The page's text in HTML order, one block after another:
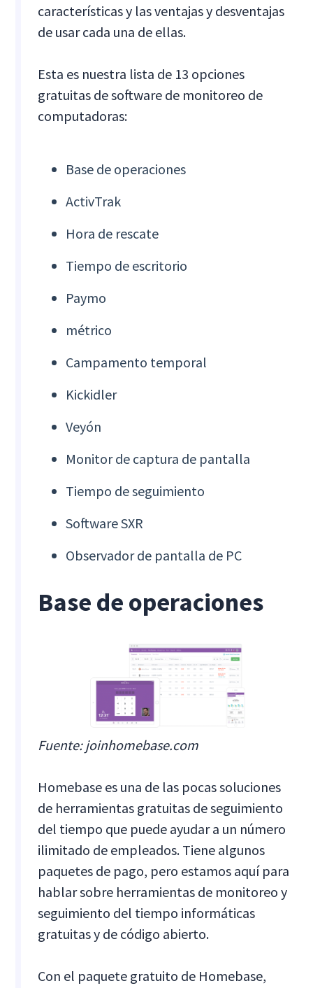
características y las ventajas y desventajas
de usar cada una de ellas.
Esta es nuestra lista de 13 opciones
gratuitas de software de monitoreo de
computadoras:
Base de operaciones
ActivTrak
Hora de rescate
Tiempo de escritorio
Paymo
métrico
Campamento temporal
Kickidler
Veyón
Monitor de captura de pantalla
Tiempo de seguimiento
Software SXR
Observador de pantalla de PC
Base de operaciones
Fuente: joinhomebase.com
Homebase es una de las pocas soluciones
de herramientas gratuitas de seguimiento
del tiempo que puede ayudar a un número
ilimitado de empleados. Tiene algunos
paquetes de pago, pero estamos aquí para
hablar sobre herramientas de monitoreo y
seguimiento del tiempo informáticas
gratuitas y de código abierto.
Con el paquete gratuito de Homebase,